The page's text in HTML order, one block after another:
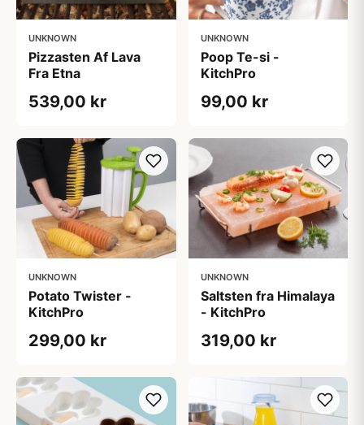
UNKNOWN
Pizzasten Af Lava
Fra Etna
539,00 kr
UNKNOWN
Poop Te-si -
KitchPro
99,00 kr
UNKNOWN
Potato Twister -
KitchPro
299,00 kr
UNKNOWN
Saltsten fra Himalaya
- KitchPro
319,00 kr